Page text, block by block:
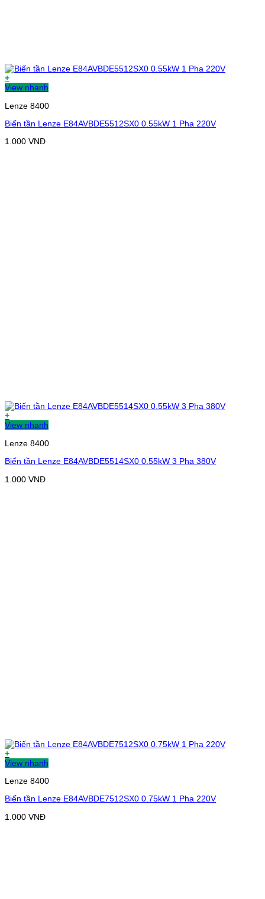
+
View nhanh
Lenze 8400
Biến tần Lenze E84AVBDE5512SX0 0.55kW 1 Pha 220V
1.000 VNĐ
+
View nhanh
Lenze 8400
Biến tần Lenze E84AVBDE5514SX0 0.55kW 3 Pha 380V
1.000 VNĐ
+
View nhanh
Lenze 8400
Biến tần Lenze E84AVBDE7512SX0 0.75kW 1 Pha 220V
1.000 VNĐ